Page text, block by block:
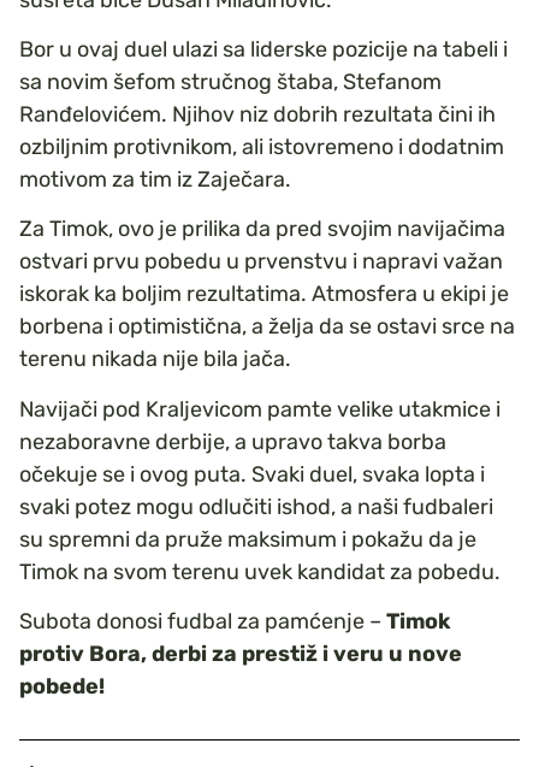
Bor u ovaj duel ulazi sa liderske pozicije na tabeli i
sa novim šefom stručnog štaba, Stefanom
Ranđelovićem. Njihov niz dobrih rezultata čini ih
ozbiljnim protivnikom, ali istovremeno i dodatnim
motivom za tim iz Zaječara.
Za Timok, ovo je prilika da pred svojim navijačima
ostvari prvu pobedu u prvenstvu i napravi važan
iskorak ka boljim rezultatima. Atmosfera u ekipi je
borbena i optimistična, a želja da se ostavi srce na
terenu nikada nije bila jača.
Navijači pod Kraljevicom pamte velike utakmice i
nezaboravne derbije, a upravo takva borba
očekuje se i ovog puta. Svaki duel, svaka lopta i
svaki potez mogu odlučiti ishod, a naši fudbaleri
su spremni da pruže maksimum i pokažu da je
Timok na svom terenu uvek kandidat za pobedu.
Subota donosi fudbal za pamćenje – Timok
protiv Bora, derbi za prestiž i veru u nove
pobede!